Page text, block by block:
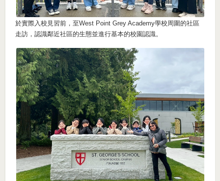
於實際入校見習前，至West Point Grey Academy學校周圍的社區
走訪，認識鄰近社區的生態並進行基本的校園認識。